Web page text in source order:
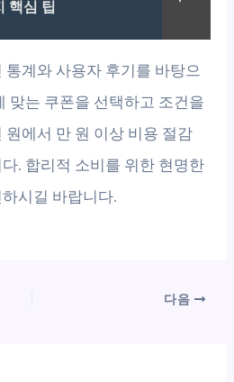
핵심 팁
통계와 사용자 후기를 바탕으
맞는 쿠폰을 선택하고 조건을
원에서 만 원 이상 비용 절감
. 합리적 소비를 위한 현명한
시길 바랍니다.
다음